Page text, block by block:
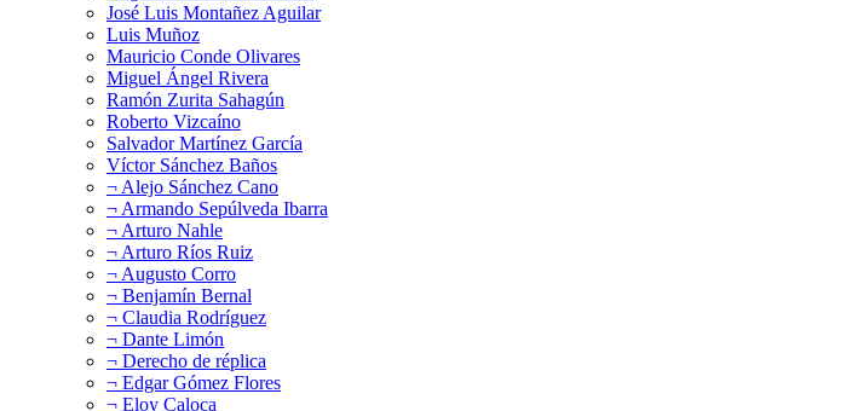
José Luis Montañez Aguilar
Luis Muñoz
Mauricio Conde Olivares
Miguel Ángel Rivera
Ramón Zurita Sahagún
Roberto Vizcaíno
Salvador Martínez García
Víctor Sánchez Baños
¬ Alejo Sánchez Cano
¬ Armando Sepúlveda Ibarra
¬ Arturo Nahle
¬ Arturo Ríos Ruiz
¬ Augusto Corro
¬ Benjamín Bernal
¬ Claudia Rodríguez
¬ Dante Limón
¬ Derecho de réplica
¬ Edgar Gómez Flores
¬ Eloy Caloca